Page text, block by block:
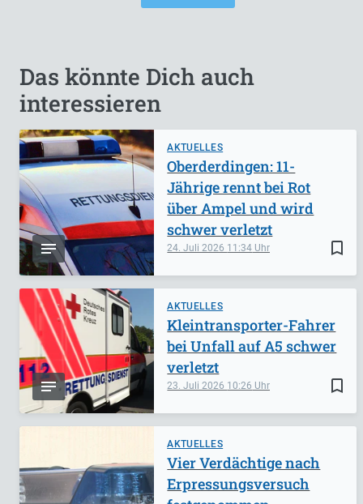
Das könnte Dich auch
interessieren
AKTUELLES
bookmark_border
24. Juli 2026 11:34
Oberderdingen: 11-
Jährige rennt bei Rot
über Ampel und wird
schwer verletzt
AKTUELLES
bookmark_border
23. Juli 2026 10:26
Kleintransporter-Fahrer
bei Unfall auf A5 schwer
verletzt
AKTUELLES
Vier Verdächtige nach
Erpressungsversuch